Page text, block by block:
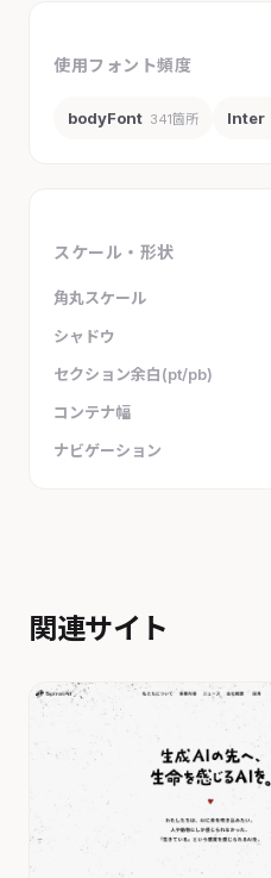
使用フォント頻度
bodyFont 341箇所 Inter
スケール・形状
角丸スケール
シャドウ
セクション余白(pt/pb)
コンテナ幅
ナビゲーション
関連サイト